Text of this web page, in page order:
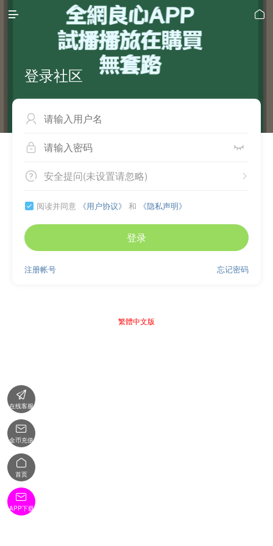
 
登录社区

 
 
安全提问(未设置请忽略)
 阅读并同意 《用户协议》 和 《隐私声明》
登录
忘记密码
注册帐号
繁體中文版

在线客服

金币充值

首页

APP下载